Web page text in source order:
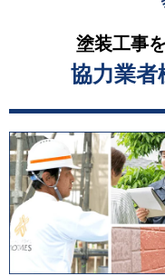
塗装工事
協力業者